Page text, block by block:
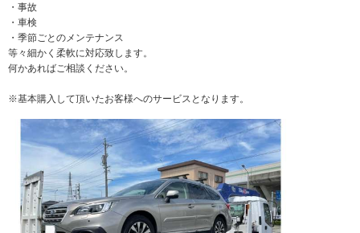
・事故
・車検
・季節ごとのメンテナンス
等々細かく柔軟に対応致します。
何かあればご相談ください。
※基本購入して頂いたお客様へのサービスとなります。